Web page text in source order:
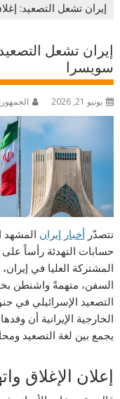
إيران تشعل التصعيد:
إيران تشعل
سويسرا
يونيو 21, 2026
تتصدّرأخبار إيران المشهد
حسابات التهدئة رأساً
المشتركة العليا في
السفن، متهمةً واشنطن
التصعيد الإسرائيلي في
الخارجية الإيرانية أن
يجمع بين لغة التصعيد
إعلان الإغلاق